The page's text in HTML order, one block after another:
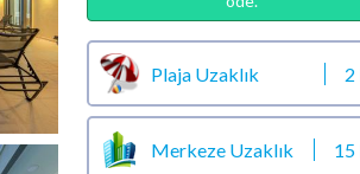
Plaja Uzaklık 2
Merkeze Uzaklık 15